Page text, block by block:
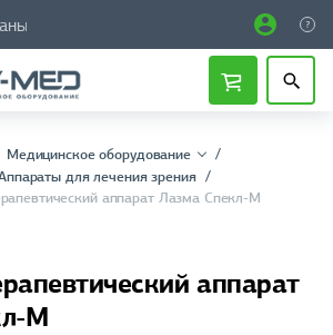
Медицинское оборудование
для лечения зрения
аппарат Лазма Спекл-М
аппарат
М